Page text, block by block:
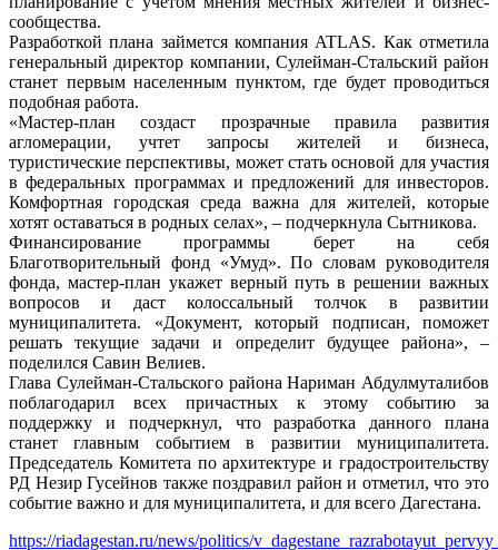
сообщества.
Разработкой плана займется компания ATLAS. Как отметила
генеральный директор компании, Сулейман-Стальский район
станет первым населенным пунктом, где будет проводиться
подобная работа.
«Мастер-план создаст прозрачные правила развития
агломерации, учтет запросы жителей и бизнеса,
туристические перспективы, может стать основой для участия
в федеральных программах и предложений для инвесторов.
Комфортная городская среда важна для жителей, которые
хотят оставаться в родных селах», – подчеркнула Сытникова.
Финансирование программы берет на себя
Благотворительный фонд «Умуд». По словам руководителя
фонда, мастер-план укажет верный путь в решении важных
вопросов и даст колоссальный толчок в развитии
муниципалитета. «Документ, который подписан, поможет
решать текущие задачи и определит будущее района», –
поделился Савин Велиев.
Глава Сулейман-Стальского района Нариман Абдулмуталибов
поблагодарил всех причастных к этому событию за
поддержку и подчеркнул, что разработка данного плана
станет главным событием в развитии муниципалитета.
Председатель Комитета по архитектуре и градостроительству
РД Незир Гусейнов также поздравил район и отметил, что это
событие важно и для муниципалитета, и для всего Дагестана.
https://riadagestan.ru/news/politics/